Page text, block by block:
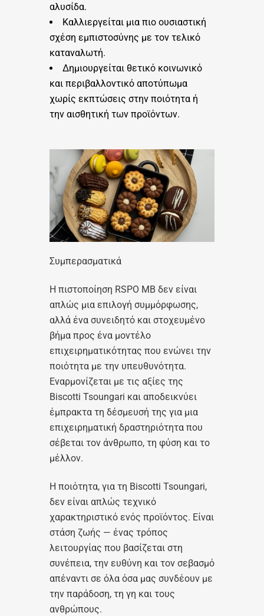
αλυσίδα.
Καλλιεργείται μια πιο ουσιαστική
σχέση εμπιστοσύνης με τον τελικό
καταναλωτή.
Δημιουργείται θετικό κοινωνικό
και περιβαλλοντικό αποτύπωμα
χωρίς εκπτώσεις στην ποιότητα ή
την αισθητική των προϊόντων.
Συμπερασματικά
Η πιστοποίηση RSPO MB δεν είναι
απλώς μια επιλογή συμμόρφωσης,
αλλά ένα συνειδητό και στοχευμένο
βήμα προς ένα μοντέλο
επιχειρηματικότητας που ενώνει την
ποιότητα με την υπευθυνότητα.
Εναρμονίζεται με τις αξίες της
Biscotti Tsoungari και αποδεικνύει
έμπρακτα τη δέσμευσή της για μια
επιχειρηματική δραστηριότητα που
σέβεται τον άνθρωπο, τη φύση και το
μέλλον.
Η ποιότητα, για τη Biscotti Tsoungari,
δεν είναι απλώς τεχνικό
χαρακτηριστικό ενός προϊόντος. Είναι
στάση ζωής — ένας τρόπος
λειτουργίας που βασίζεται στη
συνέπεια, την ευθύνη και τον σεβασμό
απέναντι σε όλα όσα μας συνδέουν με
την παράδοση, τη γη και τους
ανθρώπους.